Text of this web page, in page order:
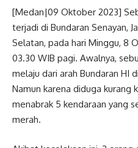
[Medan|09 Oktober 2023]
terjadi di Bundaran Senayan,
Selatan, pada hari Minggu, 8
03.30 WIB pagi. Awalnya,
melaju dari arah Bundaran HI
Namun karena diduga kurang
menabrak 5 kendaraan yang
merah.